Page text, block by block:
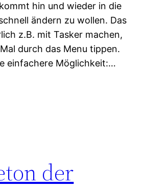
hin und wieder in die
ändern zu wollen. Das
z.B. mit Tasker machen,
durch das Menu tippen.
einfachere Möglichkeit:…
der